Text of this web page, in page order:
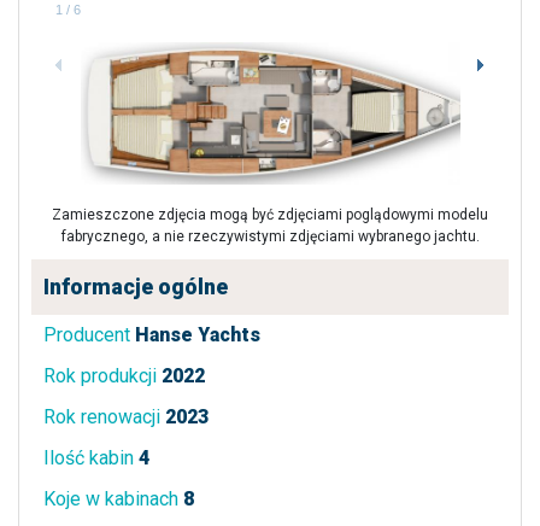
1 / 6
Zamieszczone zdjęcia mogą być zdjęciami poglądowymi modelu
fabrycznego, a nie rzeczywistymi zdjęciami wybranego jachtu.
Informacje ogólne
Producent Hanse Yachts
Rok produkcji 2022
Rok renowacji 2023
Ilość kabin 4
Koje w kabinach 8